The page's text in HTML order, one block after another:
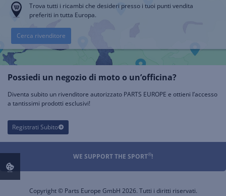
Trova tutti i ricambi che desideri presso i tuoi punti vendita
preferiti in tutta Europa.
Cerca rivenditore
Possiedi un negozio di moto o un’officina?
Diventa subito un rivenditore autorizzato PARTS EUROPE e ottieni l’accesso
a tantissimi prodotti esclusivi!
Registrati Subito
WE SUPPORT THE SPORT®!
Copyright © Parts Europe GmbH 2026. Tutti i diritti riservati.